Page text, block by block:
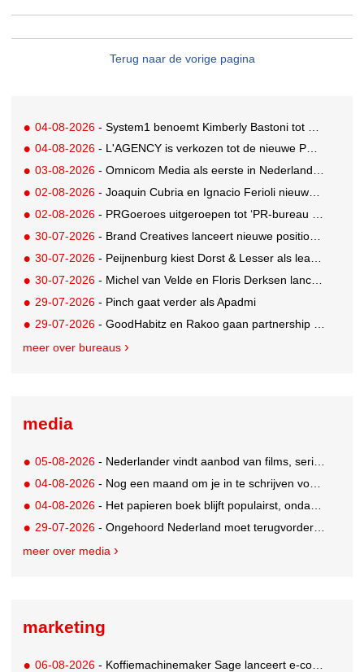
Terug naar de vorige pagina
04-08-2026 - System1 benoemt Kimberly Bastoni tot Gobal Chief Commercial Officer
04-08-2026 - L'AGENCY is verkozen tot de nieuwe PR-partner van KoRo
03-08-2026 - Omnicom Media als eerste in Nederland actief met advertenties in ChatGPT
02-08-2026 - Joaquin Cubria en Ignacio Ferioli nieuwe Global CCO’s GUT, Renata Neumann Global Head of Production
02-08-2026 - PRGoeroes uitgeroepen tot ‘PR-bureau van het jaar 2026’
30-07-2026 - Brand Creatives lanceert nieuwe positionering: Create to Celebrate
30-07-2026 - Peijnenburg kiest Dorst & Lesser als lead social agency
30-07-2026 - Michel van Velde en Floris Derksen lanceren I.C.Y. group: drie specialistische bureaus, één visie op groei
29-07-2026 - Pinch gaat verder als Apadmi
29-07-2026 - GoodHabitz en Rakoo gaan partnership aan voor geïntegreerde talentontwikkeling
meer over bureaus
media
05-08-2026 - Nederlander vindt aanbod van films, series en sport vaak versnipperd
04-08-2026 - Nog een maand om je in te schrijven voor de Mercurs 2026
04-08-2026 - Het papieren boek blijft populairst, ondanks digitale alternatieven
29-07-2026 - Ongehoord Nederland moet terugvordering betalen aan Commissariaat voor de Media
meer over media
marketing
06-08-2026 - Koffiemachinemaker Sage lanceert e-commerceplatform voor koffieliefhebbers